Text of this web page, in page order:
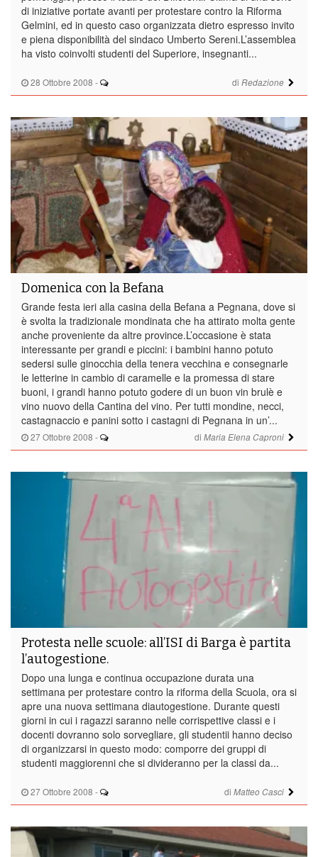
28 Ottobre 2008 - di Redazione
di iniziative portate avanti per protestare contro la Riforma
Gelmini, ed in questo caso organizzata dietro espresso invito
e piena disponibilità del sindaco Umberto Sereni.L’assemblea
ha visto coinvolti studenti del Superiore, insegnanti...
27 Ottobre 2008 - di Maria Elena Caproni
Domenica con la Befana
Grande festa ieri alla casina della Befana a Pegnana, dove si
è svolta la tradizionale mondinata che ha attirato molta gente
anche proveniente da altre province.L’occasione è stata
interessante per grandi e piccini: i bambini hanno potuto
sedersi sulle ginocchia della tenera vecchina e consegnarle
le letterine in cambio di caramelle e la promessa di stare
buoni, i grandi hanno potuto godere di un buon vin brulè e
vino nuovo della Cantina del vino. Per tutti mondine, necci,
castagnaccio e panini sotto i castagni di Pegnana in un’...
27 Ottobre 2008 - di Matteo Casci
Protesta nelle scuole: all’ISI di Barga è partita
l’autogestione.
Dopo una lunga e continua occupazione durata una
settimana per protestare contro la riforma della Scuola, ora si
apre una nuova settimana diautogestione. Durante questi
giorni in cui i ragazzi saranno nelle corrispettive classi e i
docenti dovranno solo sorvegliare, gli studentii hanno deciso
di organizzarsi in questo modo: comporre dei gruppi di
studenti maggiorenni che si divideranno per la classi da...